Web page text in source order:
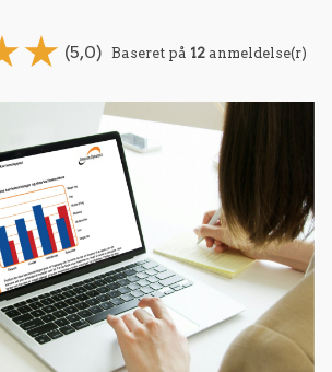
(5,0) Baseret på 12 anmeldelse(r)